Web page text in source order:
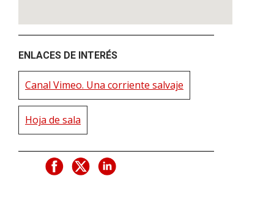
ENLACES DE INTERÉS
Canal Vimeo. Una corriente salvaje
Hoja de sala